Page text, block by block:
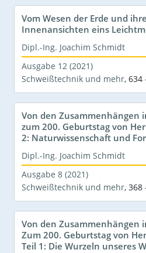
Vom Wesen der Erde und
Innenansichten eins
Dipl.-Ing. Joachim Schmidt
Ausgabe 12 (2021)
Schweißtechnik und mehr, 634
Von den Zusammenhängen
zum 200. Geburtstag von
2: Naturwissenschaft und
Dipl.-Ing. Joachim Schmidt
Ausgabe 8 (2021)
Schweißtechnik und mehr, 368
Von den Zusammenhängen
Zum 200. Geburtstag von
Teil 1: Die Wurzeln unseres